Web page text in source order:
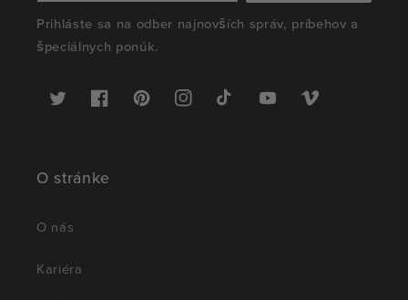
Prihláste sa na odber najnovších správ, príbehov a
špeciálnych ponúk.
Twitter FacebookPinterestInstagramTikTok YouTubeVimeo
O stránke
O nás
Kariéra